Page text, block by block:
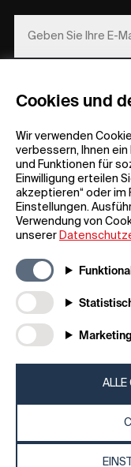
Cookies und
Wir verwenden
verbessern, Ihnen
und Funktionen für
Einwilligung erteilen
akzeptieren“ oder im
Einstellungen.
Verwendung von
unserer
ALLE
Allgemeine
FAQ
Allgemeine
Gewinnspiele
Impressum
Cookie-Richtlinien
© 2026 iF Design
c6bea78d - 28/07/
REGISTRIEREN